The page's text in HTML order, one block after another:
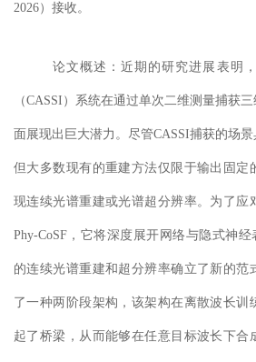
2026） 接收。
论文概述：近期的研究进展表明
（CASSI）系统在通过单次二维测量捕获
面展现出巨大潜力。尽管CASSI捕获的场
但大多数现有的重建方法仅限于输出固定
现连续光谱重建或光谱超分辨率。为了应
Phy-CoSF，它将深度展开网络与隐式神
的连续光谱重建和超分辨率确立了新的范
了一种两阶段架构，该架构在离散波长训
起了桥梁，从而能够在任意目标波长下合